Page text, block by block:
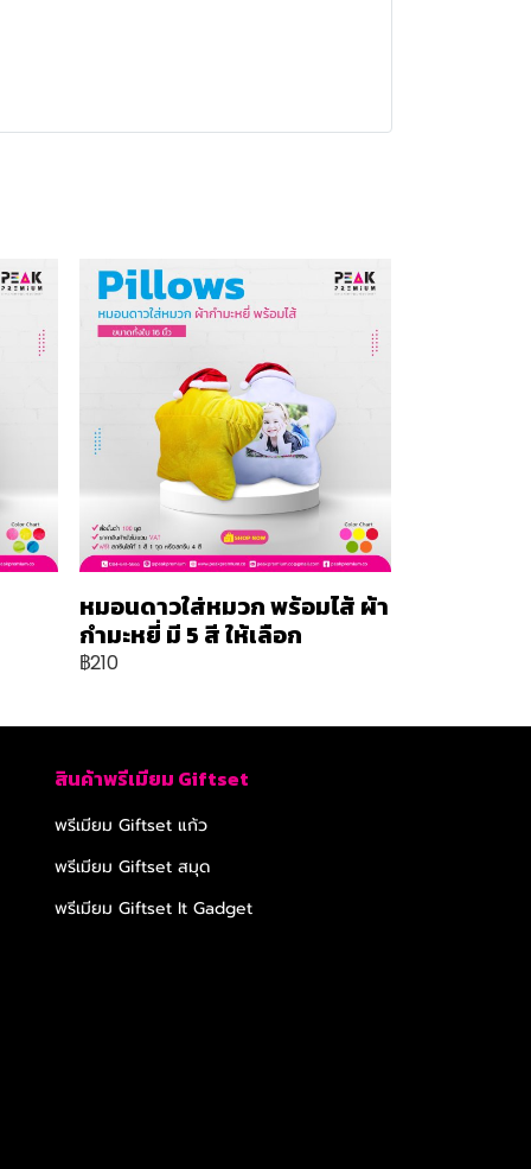
หมอนดาวใส่หมวก พร้อมไส้ ผ้า
กำมะหยี่ มี 5 สี ให้เลือก
฿210
สินค้าพรีเมียม Giftset
พรีเมียม Giftset แก้ว
พรีเมียม Giftset สมุด
พรีเมียม Giftset It Gadget